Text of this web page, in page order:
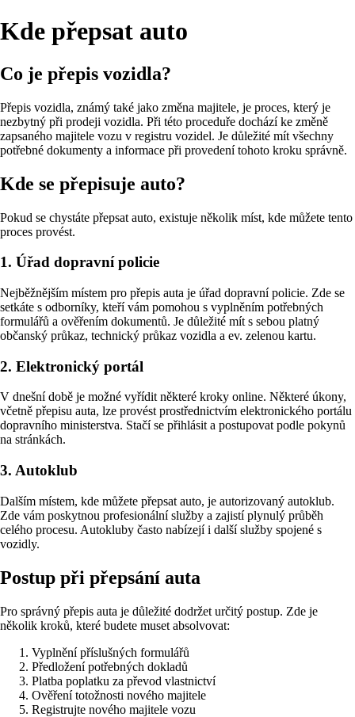
Kde přepsat auto
Co je přepis vozidla?
Přepis vozidla, známý také jako změna majitele, je proces, který je
nezbytný při prodeji vozidla. Při této proceduře dochází ke změně
zapsaného majitele vozu v registru vozidel. Je důležité mít všechny
potřebné dokumenty a informace při provedení tohoto kroku správně.
Kde se přepisuje auto?
Pokud se chystáte přepsat auto, existuje několik míst, kde můžete tento
proces provést.
1. Úřad dopravní policie
Nejběžnějším místem pro přepis auta je úřad dopravní policie. Zde se
setkáte s odborníky, kteří vám pomohou s vyplněním potřebných
formulářů a ověřením dokumentů. Je důležité mít s sebou platný
občanský průkaz, technický průkaz vozidla a ev. zelenou kartu.
2. Elektronický portál
V dnešní době je možné vyřídit některé kroky online. Některé úkony,
včetně přepisu auta, lze provést prostřednictvím elektronického portálu
dopravního ministerstva. Stačí se přihlásit a postupovat podle pokynů
na stránkách.
3. Autoklub
Dalším místem, kde můžete přepsat auto, je autorizovaný autoklub.
Zde vám poskytnou profesionální služby a zajistí plynulý průběh
celého procesu. Autokluby často nabízejí i další služby spojené s
vozidly.
Postup při přepsání auta
Pro správný přepis auta je důležité dodržet určitý postup. Zde je
několik kroků, které budete muset absolvovat:
Vyplnění příslušných formulářů
Předložení potřebných dokladů
Platba poplatku za převod vlastnictví
Ověření totožnosti nového majitele
Registrujte nového majitele vozu